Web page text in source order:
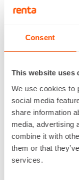
Consent
This website uses
We use cookies to
social media
share information
media, advertising
combine it with
them or that
services.
4" / 100
7,5 mm
16 A
Tuotto
2100 l/min